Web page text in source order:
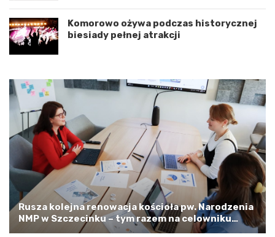
m
i
ę
W
o
j
w
ó
z
t
w
e
m
s
z
a
e
m
–
p
e
o
o
r
Komorowo ożywa podczas historycznej
biesiady pełnej atrakcji
Rusza kolejna renowacja kościoła pw. Narodzenia
NMP w Szczecinku – tym razem na celowniku
zachodnia elewacja i główne wejście